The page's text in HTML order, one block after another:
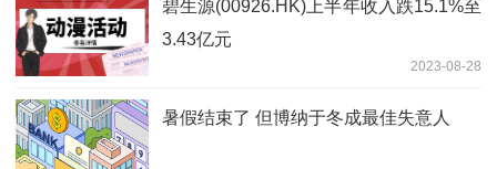
碧生源(00926.HK)上半年收入跌15.1%至
3.43亿元
2023-08-28
暑假结束了 但博纳于冬成最佳失意人